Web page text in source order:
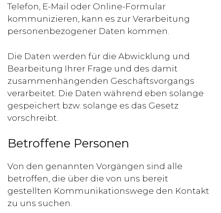
Telefon, E-Mail oder Online-Formular
kommunizieren, kann es zur Verarbeitung
personenbezogener Daten kommen.
Die Daten werden für die Abwicklung und
Bearbeitung Ihrer Frage und des damit
zusammenhängenden Geschäftsvorgangs
verarbeitet. Die Daten während eben solange
gespeichert bzw. solange es das Gesetz
vorschreibt.
Betroffene Personen
Von den genannten Vorgängen sind alle
betroffen, die über die von uns bereit
gestellten Kommunikationswege den Kontakt
zu uns suchen.